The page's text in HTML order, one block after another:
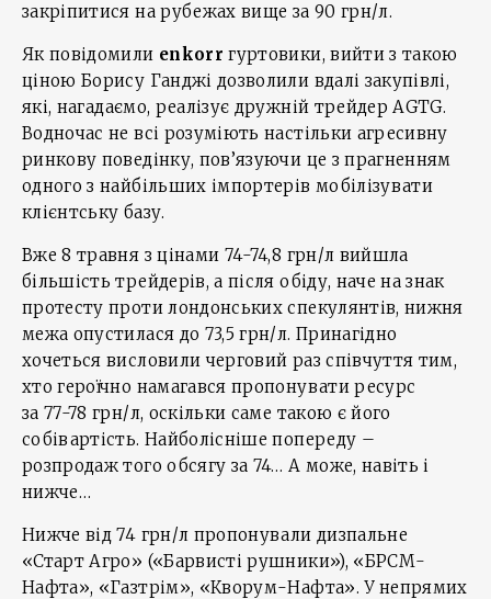
закріпитися на рубежах вище за 90 грн/л.
Як повідомили enkorr гуртовики, вийти з такою
ціною Борису Ганджі дозволили вдалі закупівлі,
які, нагадаємо, реалізує дружній трейдер AGTG.
Водночас не всі розуміють настільки агресивну
ринкову поведінку, пов’язуючи це з прагненням
одного з найбільших імпортерів мобілізувати
клієнтську базу.
Вже 8 травня з цінами 74-74,8 грн/л вийшла
більшість трейдерів, а після обіду, наче на знак
протесту проти лондонських спекулянтів, нижня
межа опустилася до 73,5 грн/л. Принагідно
хочеться висловили черговий раз співчуття тим,
хто героїчно намагався пропонувати ресурс
за 77-78 грн/л, оскільки саме такою є його
собівартість. Найболісніше попереду –
розпродаж того обсягу за 74… А може, навіть і
нижче…
Нижче від 74 грн/л пропонували дизпальне
«Старт Агро» («Барвисті рушники»), «БРСМ-
Нафта», «Газтрім», «Кворум-Нафта». У непрямих